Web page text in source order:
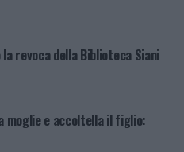
revoca della Biblioteca Siani
moglie e accoltella il figlio: